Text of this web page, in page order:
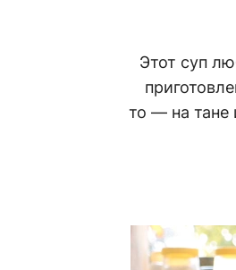
Этот суп
то — на тане